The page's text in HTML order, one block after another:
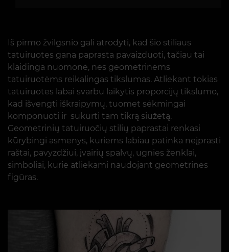
Iš pirmo žvilgsnio gali atrodyti, kad šio stiliaus
tatuiruotes gana paprasta pavaizduoti, tačiau tai
klaidinga nuomonė, nes geometrinėms
tatuiruotėms reikalingas tikslumas. Atliekant tokias
tatuiruotes labai svarbu laikytis proporcijų tikslumo,
kad išvengti iškraipymų, tuomet sėkmingai
komponuoti ir sukurti tam tikrą siužetą.
Geometrinių tatuiruočių stilių paprastai renkasi
kūrybingi asmenys, kuriems labiau patinka neįprasti
raštai, pavyzdžiui, įvairių spalvų, ugnies ženklai,
simboliai, kurie atliekami naudojant geometrines
figūras.